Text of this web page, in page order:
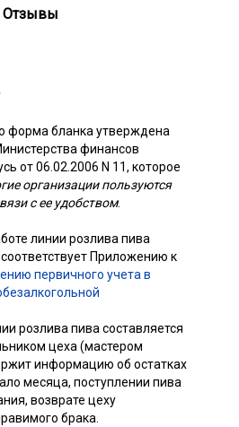
Отзывы
форма бланка утверждена
финансов
от 06.02.2006 N 11, которое
организации пользуются
с ее удобством.
линии розлива пива
Приложению к
первичного учета в
розлива пива составляется
цеха (мастером
информацию об остатках
месяца, поступлении пива
возврате цеху
брака.